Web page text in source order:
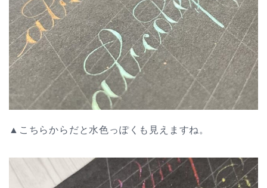
▲こちらからだと水色っぽくも見えますね。